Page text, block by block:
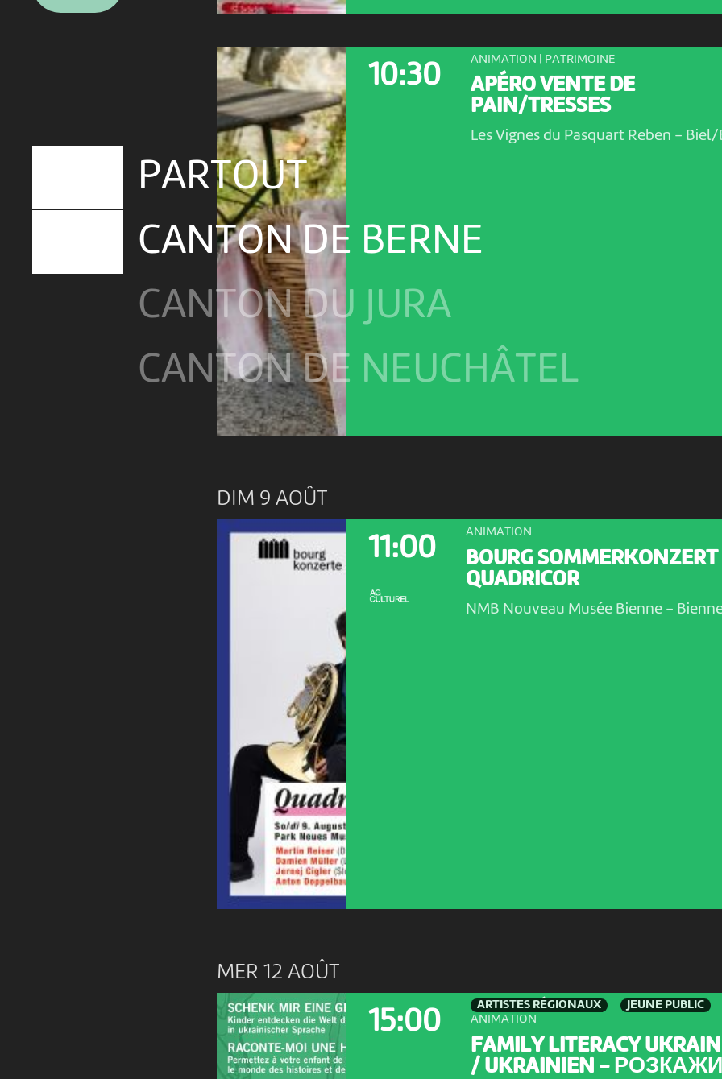
PARTOUT
CANTON DE BERNE
CANTON DU JURA
CANTON DE NEUCHÂTEL
10:30 ANIMATION | PATRIMOINE
APÉRO VENTE DE
PAIN/TRESSES
Les Vignes du Pasquart Reben - Biel/
DIM 9 AOÛT
11:00 ANIMATION
BOURG SOMMERKONZERT
QUADRICOR
NMB Nouveau Musée Bienne -
MER 12 AOÛT
15:00
ARTISTES RÉGIONAUX
JEUNE PUBLIC
ANIMATION
FAMILY LITERACY
/ UKRAINIEN -